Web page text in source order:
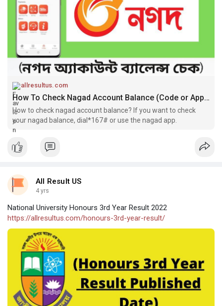
allresultus.com
How To Check Nagad Account Balance (Code or Apps)
How to check nagad account balance? If you want to check
your nagad balance, dial*167# or use the nagad app.
All Result US
4 yrs
National University Honours 3rd Year Result 2022
https://allresultus.com/honours-3rd-year-result/